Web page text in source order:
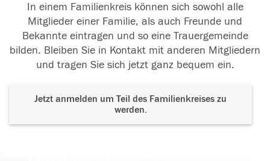
In einem Familienkreis können sich sowohl alle
Mitglieder einer Familie, als auch Freunde und
Bekannte eintragen und so eine Trauergemeinde
bilden. Bleiben Sie in Kontakt mit anderen Mitgliedern
und tragen Sie sich jetzt ganz bequem ein.
Jetzt anmelden um Teil des Familienkreises zu
werden.